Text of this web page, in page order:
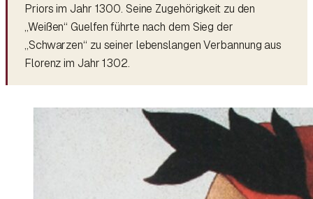
Priors im Jahr 1300. Seine Zugehörigkeit zu den
„Weißen“ Guelfen führte nach dem Sieg der
„Schwarzen“ zu seiner lebenslangen Verbannung aus
Florenz im Jahr 1302.